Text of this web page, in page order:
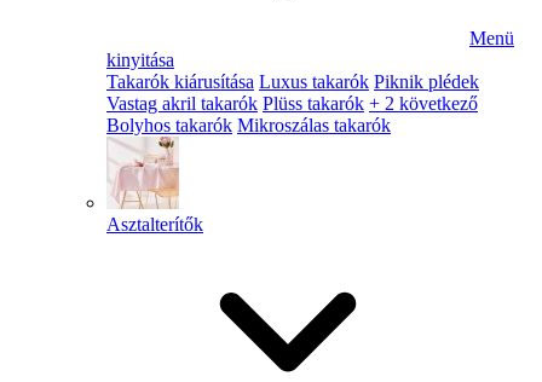
Menü
kinyitása
Takarók kiárusítása Luxus takarók Piknik plédek
Vastag akril takarók Plüss takarók + 2 következő
Bolyhos takarók Mikroszálas takarók
Asztalterítők